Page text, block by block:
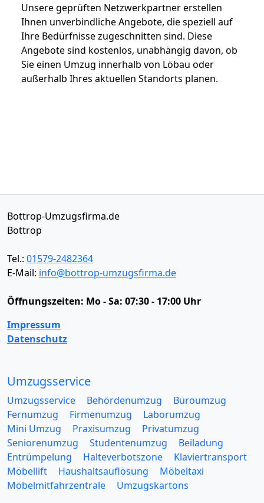
Unsere geprüften Netzwerkpartner erstellen
Ihnen unverbindliche Angebote, die speziell auf
Ihre Bedürfnisse zugeschnitten sind. Diese
Angebote sind kostenlos, unabhängig davon, ob
Sie einen Umzug innerhalb von Löbau oder
außerhalb Ihres aktuellen Standorts planen.
Bottrop-Umzugsfirma.de
Bottrop
Tel.: 01579-2482364
E-Mail: info@bottrop-umzugsfirma.de
Öffnungszeiten: Mo - Sa: 07:30 - 17:00 Uhr
Impressum
Datenschutz
Umzugsservice
Umzugsservice Behördenumzug
Büroumzug
Fernumzug
Firmenumzug
Laborumzug
Mini Umzug
Praxisumzug
Privatumzug
Seniorenumzug
Studentenumzug
Beiladung
Entrümpelung
Halteverbotszone
Klaviertransport
Möbellift
Haushaltsauflösung
Möbeltaxi
Möbelmitfahrzentrale
Umzugskartons